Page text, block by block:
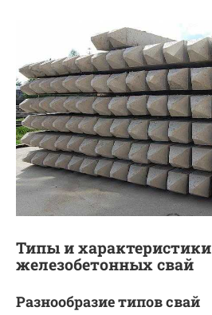
Типы и характеристики
железобетонных свай
Разнообразие типов свай